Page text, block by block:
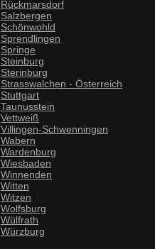
Rückmarsdorf
Salzbergen
Schönwohld
Sprendlingen
Springe
Steinburg
Sterinburg
Strasswalchen - Österreich
Stuttgart
Taunusstein
Vettweiß
Villingen-Schwenningen
Wabern
Wardenburg
Wiesbaden
Winnenden
Witten
Witzen
Wolfsburg
Wülfrath
Würzburg